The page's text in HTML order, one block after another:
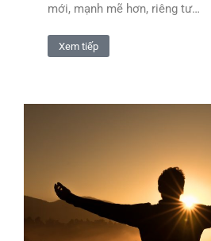
mới, mạnh mẽ hơn, riêng tư…
Xem tiếp